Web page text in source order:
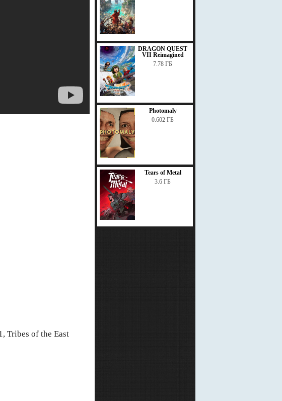
Tribes of the East
DRAGON QUEST
VII Reimagined
7.78 ГБ
Photomaly
0.602 ГБ
Tears of Metal
3.6 ГБ